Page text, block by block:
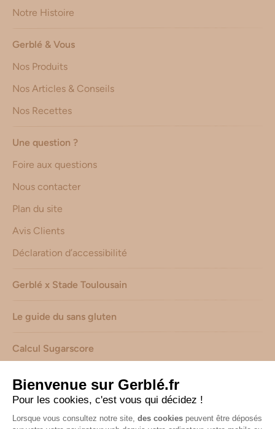
Notre Histoire
Gerblé & Vous
Nos Produits
Nos Articles & Conseils
Nos Recettes
Une question ?
Foire aux questions
Nous contacter
Plan du site
Avis Clients
Déclaration d’accessibilité
Gerblé x Stade Toulousain
Le guide du sans gluten
Calcul Sugarscore
Suivez-nous sur les réseaux !